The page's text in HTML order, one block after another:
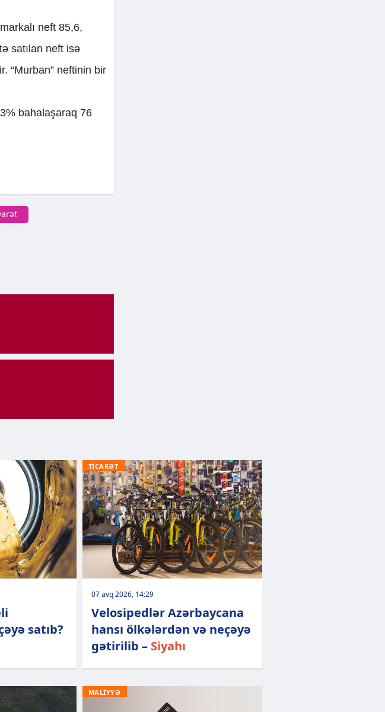
neft 85,6,
satılan neft isə
“Murban” neftinin bir
bahalaşaraq 76
satıb?
TİCARƏT
07 avq 2026, 14:29
Velosipedlər Azərbaycana
hansı ölkələrdən və neçəyə
gətirilib – Siyahı
MALİYYƏ